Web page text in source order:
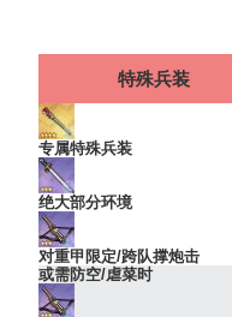
特殊兵装
专属特殊兵装
绝大部分环境
对重甲限定/跨队撑炮击
或需防空/虐菜时